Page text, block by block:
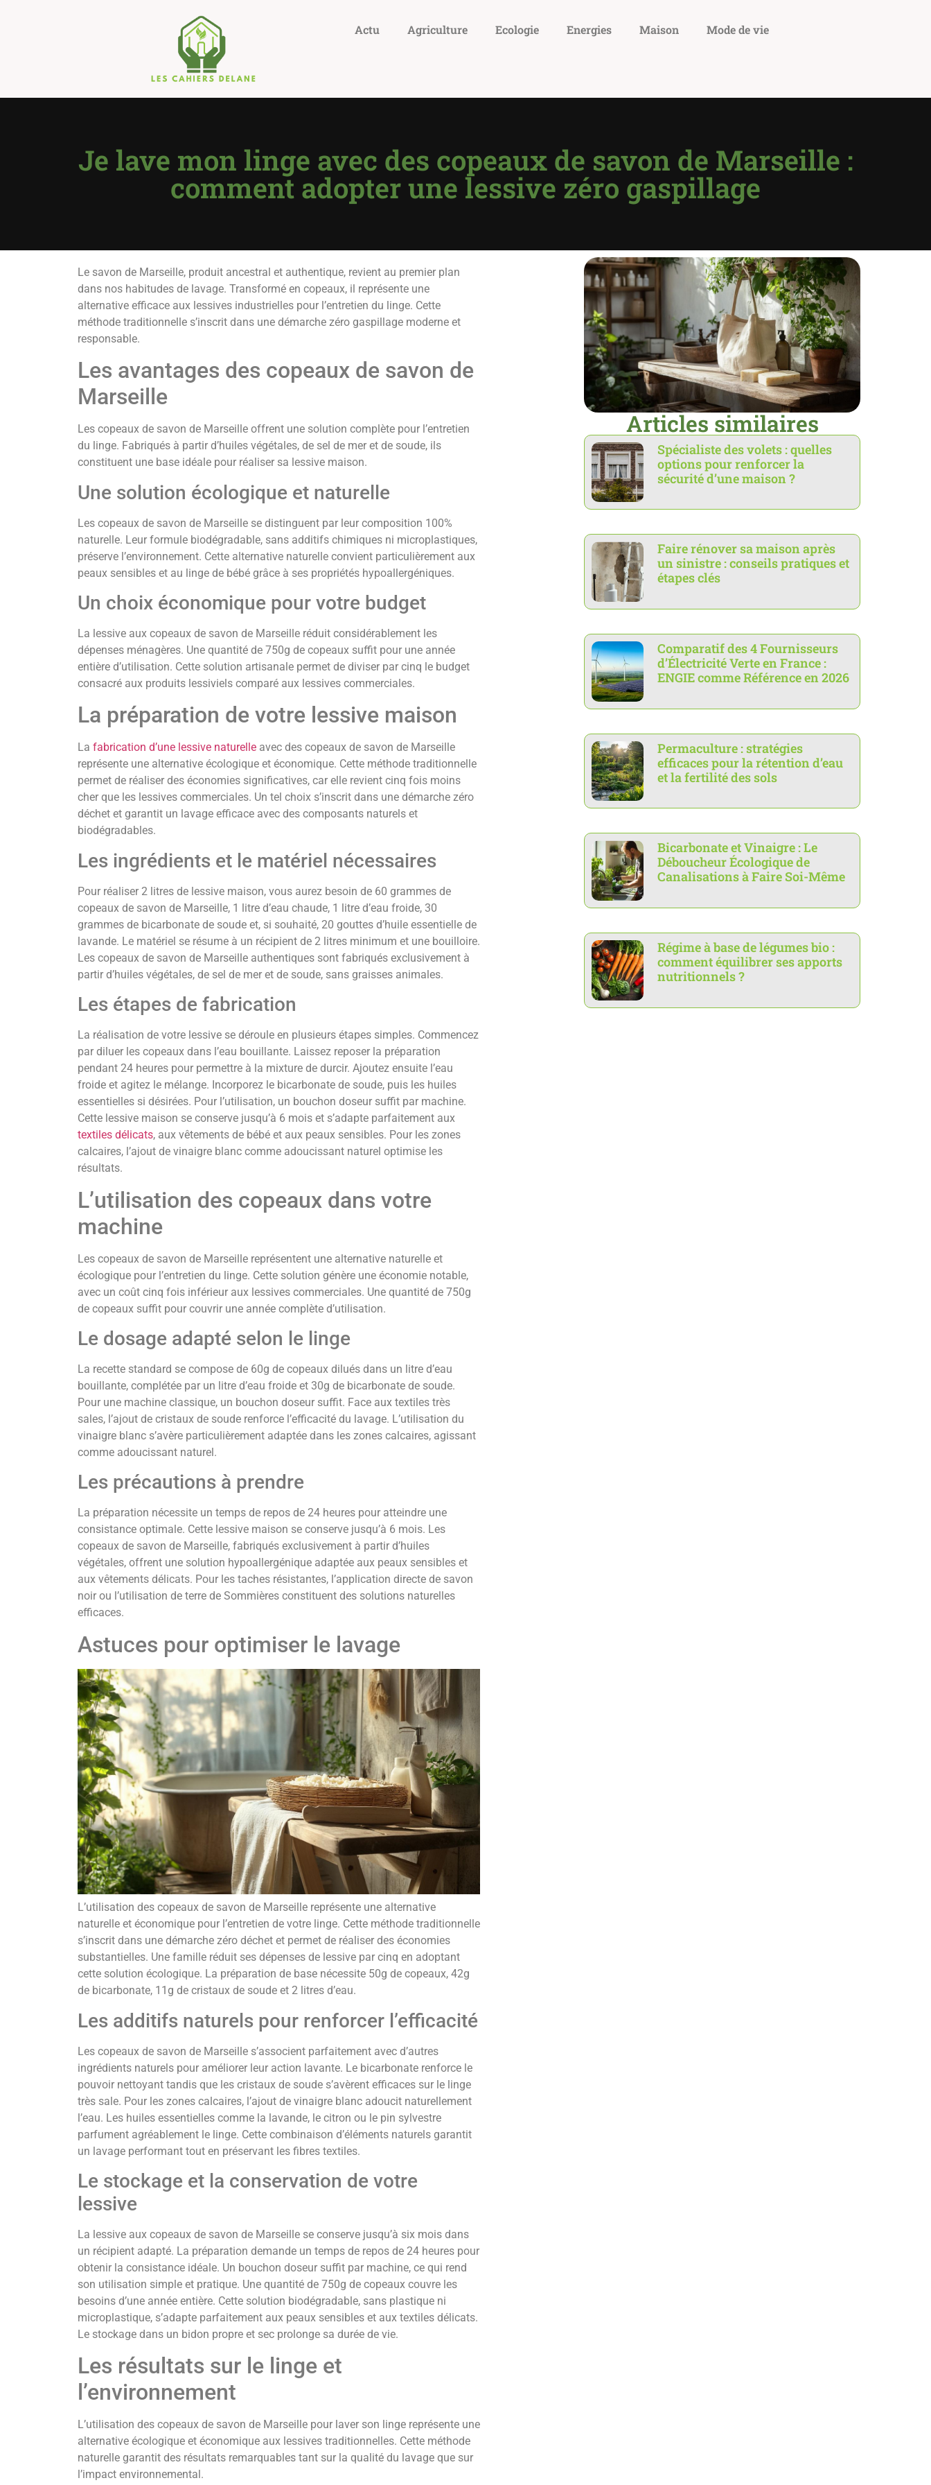
Actu Agriculture Ecologie Energies Maison Mode de vie
Je lave mon linge avec des copeaux de savon de Marseille :
comment adopter une lessive zéro gaspillage
Le savon de Marseille, produit ancestral et authentique, revient au premier plan
dans nos habitudes de lavage. Transformé en copeaux, il représente une
alternative efficace aux lessives industrielles pour l’entretien du linge. Cette
méthode traditionnelle s’inscrit dans une démarche zéro gaspillage moderne et
responsable.
Les avantages des copeaux de savon de
Marseille
Les copeaux de savon de Marseille offrent une solution complète pour l’entretien
du linge. Fabriqués à partir d’huiles végétales, de sel de mer et de soude, ils
constituent une base idéale pour réaliser sa lessive maison.
Une solution écologique et naturelle
Les copeaux de savon de Marseille se distinguent par leur composition 100%
naturelle. Leur formule biodégradable, sans additifs chimiques ni microplastiques,
préserve l’environnement. Cette alternative naturelle convient particulièrement aux
peaux sensibles et au linge de bébé grâce à ses propriétés hypoallergéniques.
Un choix économique pour votre budget
La lessive aux copeaux de savon de Marseille réduit considérablement les
dépenses ménagères. Une quantité de 750g de copeaux suffit pour une année
entière d’utilisation. Cette solution artisanale permet de diviser par cinq le budget
consacré aux produits lessiviels comparé aux lessives commerciales.
La préparation de votre lessive maison
La fabrication d’une lessive naturelle avec des copeaux de savon de Marseille
représente une alternative écologique et économique. Cette méthode traditionnelle
permet de réaliser des économies significatives, car elle revient cinq fois moins
cher que les lessives commerciales. Un tel choix s’inscrit dans une démarche zéro
déchet et garantit un lavage efficace avec des composants naturels et
biodégradables.
Les ingrédients et le matériel nécessaires
Pour réaliser 2 litres de lessive maison, vous aurez besoin de 60 grammes de
copeaux de savon de Marseille, 1 litre d’eau chaude, 1 litre d’eau froide, 30
grammes de bicarbonate de soude et, si souhaité, 20 gouttes d’huile essentielle de
lavande. Le matériel se résume à un récipient de 2 litres minimum et une bouilloire.
Les copeaux de savon de Marseille authentiques sont fabriqués exclusivement à
partir d’huiles végétales, de sel de mer et de soude, sans graisses animales.
Les étapes de fabrication
La réalisation de votre lessive se déroule en plusieurs étapes simples. Commencez
par diluer les copeaux dans l’eau bouillante. Laissez reposer la préparation
pendant 24 heures pour permettre à la mixture de durcir. Ajoutez ensuite l’eau
froide et agitez le mélange. Incorporez le bicarbonate de soude, puis les huiles
essentielles si désirées. Pour l’utilisation, un bouchon doseur suffit par machine.
Cette lessive maison se conserve jusqu’à 6 mois et s’adapte parfaitement aux
textiles délicats, aux vêtements de bébé et aux peaux sensibles. Pour les zones
calcaires, l’ajout de vinaigre blanc comme adoucissant naturel optimise les
résultats.
L’utilisation des copeaux dans votre
machine
Les copeaux de savon de Marseille représentent une alternative naturelle et
écologique pour l’entretien du linge. Cette solution génère une économie notable,
avec un coût cinq fois inférieur aux lessives commerciales. Une quantité de 750g
de copeaux suffit pour couvrir une année complète d’utilisation.
Le dosage adapté selon le linge
La recette standard se compose de 60g de copeaux dilués dans un litre d’eau
bouillante, complétée par un litre d’eau froide et 30g de bicarbonate de soude.
Pour une machine classique, un bouchon doseur suffit. Face aux textiles très
sales, l’ajout de cristaux de soude renforce l’efficacité du lavage. L’utilisation du
vinaigre blanc s’avère particulièrement adaptée dans les zones calcaires, agissant
comme adoucissant naturel.
Les précautions à prendre
La préparation nécessite un temps de repos de 24 heures pour atteindre une
consistance optimale. Cette lessive maison se conserve jusqu’à 6 mois. Les
copeaux de savon de Marseille, fabriqués exclusivement à partir d’huiles
végétales, offrent une solution hypoallergénique adaptée aux peaux sensibles et
aux vêtements délicats. Pour les taches résistantes, l’application directe de savon
noir ou l’utilisation de terre de Sommières constituent des solutions naturelles
efficaces.
Astuces pour optimiser le lavage
L’utilisation des copeaux de savon de Marseille représente une alternative
naturelle et économique pour l’entretien de votre linge. Cette méthode traditionnelle
s’inscrit dans une démarche zéro déchet et permet de réaliser des économies
substantielles. Une famille réduit ses dépenses de lessive par cinq en adoptant
cette solution écologique. La préparation de base nécessite 50g de copeaux, 42g
de bicarbonate, 11g de cristaux de soude et 2 litres d’eau.
Les additifs naturels pour renforcer l’efficacité
Les copeaux de savon de Marseille s’associent parfaitement avec d’autres
ingrédients naturels pour améliorer leur action lavante. Le bicarbonate renforce le
pouvoir nettoyant tandis que les cristaux de soude s’avèrent efficaces sur le linge
très sale. Pour les zones calcaires, l’ajout de vinaigre blanc adoucit naturellement
l’eau. Les huiles essentielles comme la lavande, le citron ou le pin sylvestre
parfument agréablement le linge. Cette combinaison d’éléments naturels garantit
un lavage performant tout en préservant les fibres textiles.
Le stockage et la conservation de votre
lessive
La lessive aux copeaux de savon de Marseille se conserve jusqu’à six mois dans
un récipient adapté. La préparation demande un temps de repos de 24 heures pour
obtenir la consistance idéale. Un bouchon doseur suffit par machine, ce qui rend
son utilisation simple et pratique. Une quantité de 750g de copeaux couvre les
besoins d’une année entière. Cette solution biodégradable, sans plastique ni
microplastique, s’adapte parfaitement aux peaux sensibles et aux textiles délicats.
Le stockage dans un bidon propre et sec prolonge sa durée de vie.
Les résultats sur le linge et
l’environnement
L’utilisation des copeaux de savon de Marseille pour laver son linge représente une
alternative écologique et économique aux lessives traditionnelles. Cette méthode
naturelle garantit des résultats remarquables tant sur la qualité du lavage que sur
l’impact environnemental.
Articles similaires
Spécialiste des volets : quelles
options pour renforcer la
sécurité d’une maison ?
Faire rénover sa maison après
un sinistre : conseils pratiques et
étapes clés
Comparatif des 4 Fournisseurs
d’Électricité Verte en France :
ENGIE comme Référence en 2026
Permaculture : stratégies
efficaces pour la rétention d’eau
et la fertilité des sols
Bicarbonate et Vinaigre : Le
Déboucheur Écologique de
Canalisations à Faire Soi-Même
Régime à base de légumes bio :
comment équilibrer ses apports
nutritionnels ?